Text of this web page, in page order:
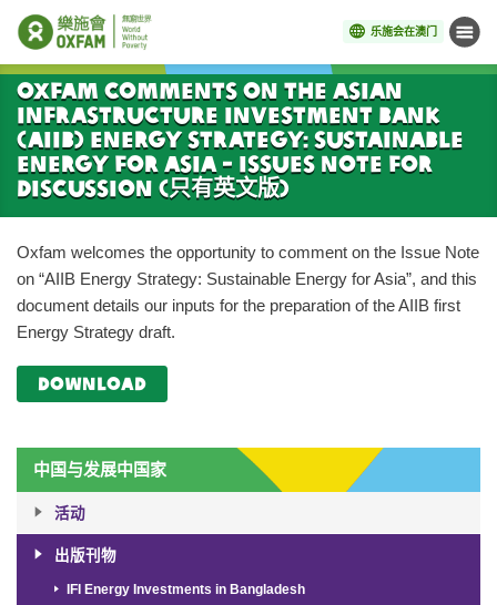
乐施会在澳门 菜单
开始主要内容
Oxfam comments on the Asian
Infrastructure Investment Bank
(AIIB) Energy Strategy: Sustainable
Energy for Asia - Issues Note for
Discussion (只有英文版)
中国与发展中国家
活动
出版刊物
IFI Energy Investments in Bangladesh
Oxfam welcomes the opportunity to comment on the Issue Note
on “AIIB Energy Strategy: Sustainable Energy for Asia”, and this
document details our inputs for the preparation of the AIIB first
Energy Strategy draft.
download